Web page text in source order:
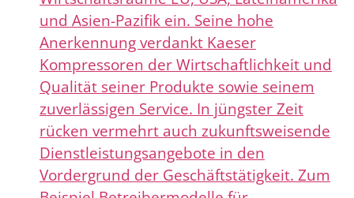
und Asien-Pazifik ein. Seine hohe
Anerkennung verdankt Kaeser
Kompressoren der Wirtschaftlichkeit und
Qualität seiner Produkte sowie seinem
zuverlässigen Service. In jüngster Zeit
rücken vermehrt auch zukunftsweisende
Dienstleistungsangebote in den
Vordergrund der Geschäftstätigkeit. Zum